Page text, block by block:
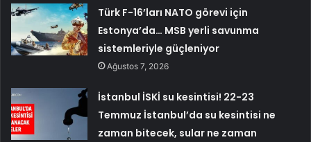
Türk F-16’ları NATO görevi için
Estonya’da… MSB yerli savunma
sistemleriyle güçleniyor
Ağustos 7, 2026
İstanbul İSKİ su kesintisi! 22-23
Temmuz İstanbul’da su kesintisi ne
zaman bitecek, sular ne zaman